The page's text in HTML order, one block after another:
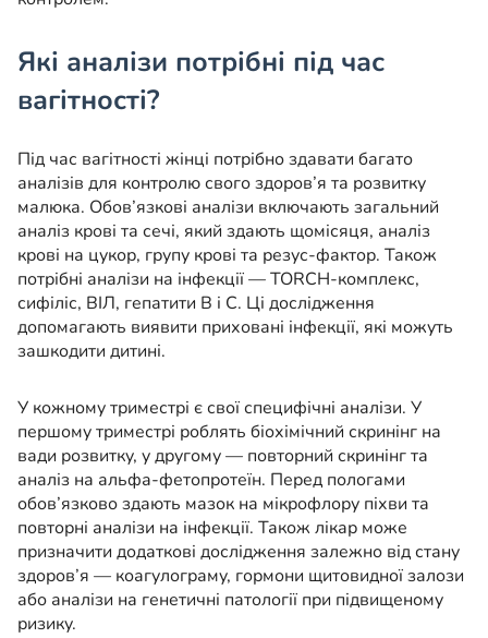
Які аналізи потрібні під час
вагітності?
Під час вагітності жінці потрібно здавати багато
аналізів для контролю свого здоров’я та розвитку
малюка. Обов’язкові аналізи включають загальний
аналіз крові та сечі, який здають щомісяця, аналіз
крові на цукор, групу крові та резус-фактор. Також
потрібні аналізи на інфекції — TORCH-комплекс,
сифіліс, ВІЛ, гепатити В і С. Ці дослідження
допомагають виявити приховані інфекції, які можуть
зашкодити дитині.
У кожному триместрі є свої специфічні аналізи. У
першому триместрі роблять біохімічний скринінг на
вади розвитку, у другому — повторний скринінг та
аналіз на альфа-фетопротеїн. Перед пологами
обов’язково здають мазок на мікрофлору піхви та
повторні аналізи на інфекції. Також лікар може
призначити додаткові дослідження залежно від стану
здоров’я — коагулограму, гормони щитовидної залози
або аналізи на генетичні патології при підвищеному
ризику.